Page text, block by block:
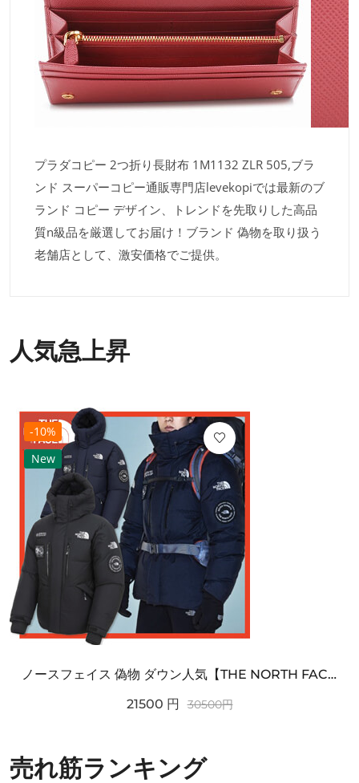
プラダコピー 2つ折り長財布 1M1132 ZLR 505,ブラ
ンド スーパーコピー通販専門店levekopiでは最新のブ
ランド コピー デザイン、トレンドを先取りした高品
質n級品を厳選してお届け！ブランド 偽物を取り扱う
老舗店として、激安価格でご提供。
人気急上昇
-10%
New
ノースフェイス 偽物 ダウン人気【THE NORTH FACE】M'S 7 SUMMIT HIM...
21500 円 30500円
売れ筋ランキング